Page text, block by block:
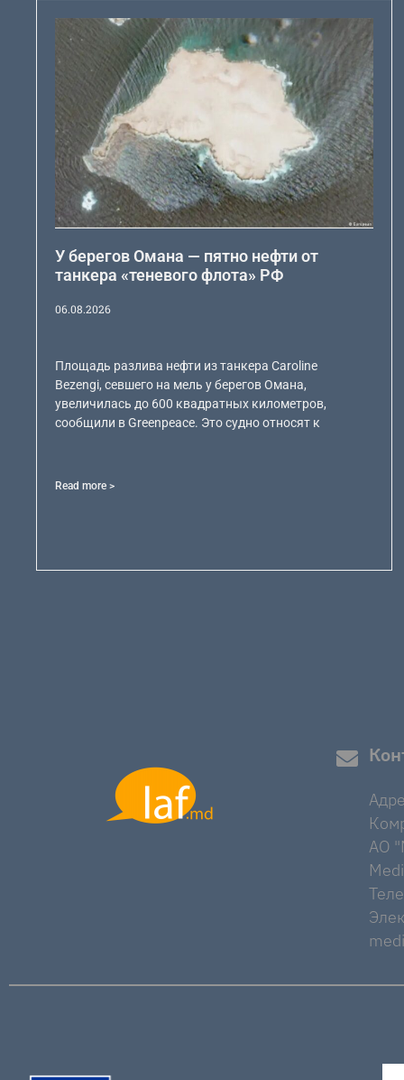
У берегов Омана — пятно нефти от
танкера «теневого флота» РФ
06.08.2026
Площадь разлива нефти из танкера Caroline
Bezengi, севшего на мель у берегов Омана,
увеличилась до 600 квадратных километров,
сообщили в Greenpeace. Это судно относят к
Read more >
AO